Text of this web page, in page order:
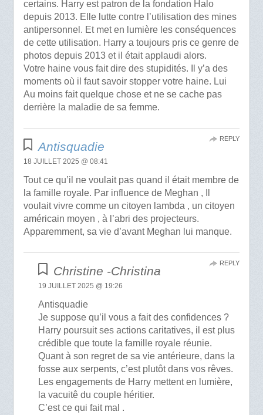
certains. Harry est patron de la fondation Halo
depuis 2013. Elle lutte contre l’utilisation des mines
antipersonnel. Et met en lumière les conséquences
de cette utilisation. Harry a toujours pris ce genre de
photos depuis 2013 et il était applaudi alors.
Votre haine vous fait dire des stupidités. Il y’a des
moments où il faut savoir stopper votre haine. Lui
Au moins fait quelque chose et ne se cache pas
derrière la maladie de sa femme.
Antisquadie
18 JUILLET 2025 @ 08:41
Tout ce qu’il ne voulait pas quand il était membre de
la famille royale. Par influence de Meghan , Il
voulait vivre comme un citoyen lambda , un citoyen
américain moyen , à l’abri des projecteurs.
Apparemment, sa vie d’avant Meghan lui manque.
REPLY
Christine -Christina
19 JUILLET 2025 @ 19:26
Antisquadie
Je suppose qu’il vous a fait des confidences ?
Harry poursuit ses actions caritatives, il est plus
crédible que toute la famille royale réunie.
Quant à son regret de sa vie antérieure, dans la
fosse aux serpents, c’est plutôt dans vos rêves.
Les engagements de Harry mettent en lumière,
la vacuitê du couple héritier.
C’est ce qui fait mal .
REPLY